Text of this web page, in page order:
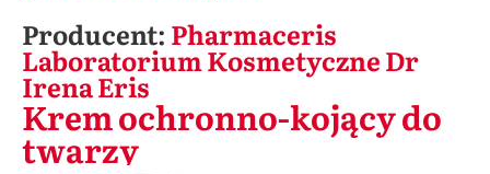
Producent: Pharmaceris
Laboratorium Kosmetyczne Dr
Irena Eris
Krem ochronno-kojący do
twarzy